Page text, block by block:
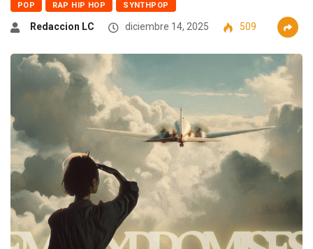
POP RAP HIP HOP SYNTHPOP
Redaccion LC diciembre 14, 2025 509